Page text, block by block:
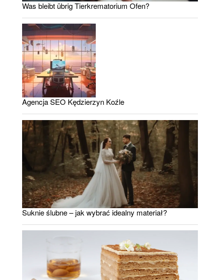
Was bleibt übrig Tierkrematorium Ofen?
Agencja SEO Kędzierzyn Koźle
Suknie ślubne – jak wybrać idealny materiał?